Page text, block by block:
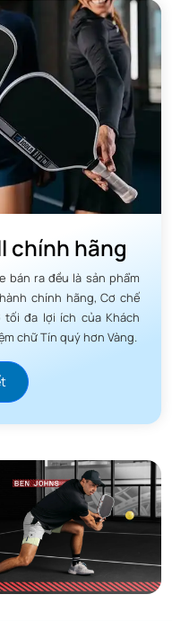
chính hãng
bán ra đều là sản phẩm
chính hãng, Cơ chế
đa lợi ích của Khách
chữ Tín quý hơn Vàng.